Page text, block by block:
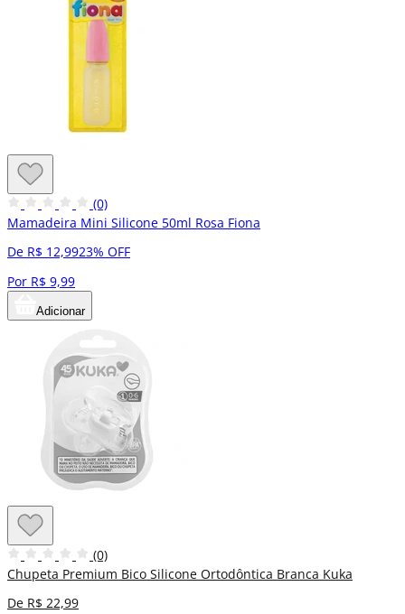
(0)
Mamadeira Mini Silicone 50ml Rosa Fiona
De R$ 12,9923% OFF
Por R$ 9,99
Adicionar
(0)
Chupeta Premium Bico Silicone Ortodôntica Branca Kuka
De R$ 22,99